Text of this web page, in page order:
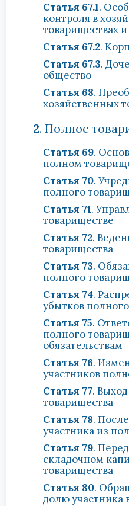
Статья 67.1.
контроля в
товариществах
Статья 67.2.
Статья 67.3.
общество
Статья 68.
хозяйственных
2. Полное
Статья 69.
полном
Статья 70.
полного
Статья 71.
товариществе
Статья 72.
товарищества
Статья 73.
полного
Статья 74.
убытков
Статья 75.
полного
обязательствам
Статья 76.
участников
Статья 77.
товарищества
Статья 78.
участника из
Статья 79.
складочном
товарищества
Статья 80.
долю участника